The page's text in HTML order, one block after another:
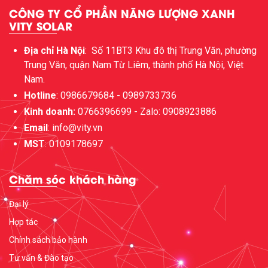
CÔNG TY CỔ PHẦN NĂNG LƯỢNG XANH
VITY SOLAR
Địa chỉ Hà Nội: Số 11BT3 Khu đô thị Trung Văn, phường
Trung Văn, quận Nam Từ Liêm, thành phố Hà Nội, Việt
Nam.
Hotline: 0986679684 - 0989733736
Kinh doanh: 0766396699 - Zalo: 0908923886
Email: info@vity.vn
MST: 0109178697
Chăm sóc khách hàng
Đại lý
Hợp tác
Chính sách bảo hành
Tư vấn & Đào tạo